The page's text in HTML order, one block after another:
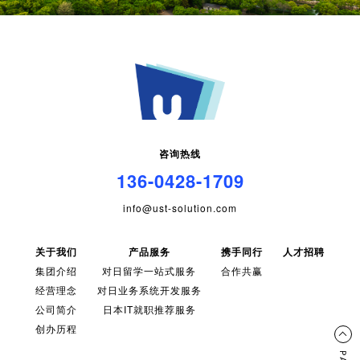
咨询热线
136-0428-1709
info@ust-solution.com
关于我们
集团介绍
经营理念
公司简介
创办历程
产品服务
对日留学一站式服务
对日业务系统开发服务
日本IT就职推荐服务
携手同行
合作共赢
人才招聘